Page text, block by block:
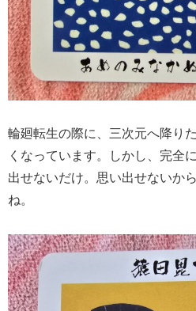
輪廻転生の際に、三次元へ降り
くなっています。しかし、完全
出せないだけ。思い出せないか
ね。